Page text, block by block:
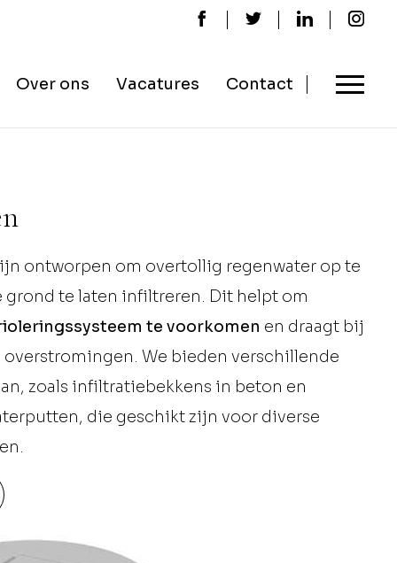
Over ons Vacatures Contact
ontworpen om overtollig regenwater op te
grond te laten infiltreren. Dit helpt om
te voorkomen en draagt bij
overstromingen. We bieden verschillende
zoals infiltratiebekkens in beton en
die geschikt zijn voor diverse